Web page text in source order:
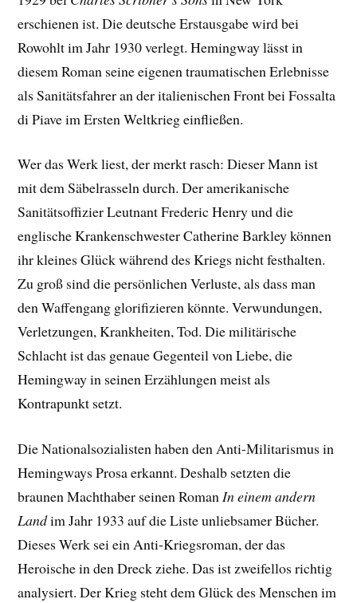
erschienen ist. Die deutsche Erstausgabe wird bei
Rowohlt im Jahr 1930 verlegt. Hemingway lässt in
diesem Roman seine eigenen traumatischen Erlebnisse
als Sanitätsfahrer an der italienischen Front bei Fossalta
di Piave im Ersten Weltkrieg einfließen.
Wer das Werk liest, der merkt rasch: Dieser Mann ist
mit dem Säbelrasseln durch. Der amerikanische
Sanitätsoffizier Leutnant Frederic Henry und die
englische Krankenschwester Catherine Barkley können
ihr kleines Glück während des Kriegs nicht festhalten.
Zu groß sind die persönlichen Verluste, als dass man
den Waffengang glorifizieren könnte. Verwundungen,
Verletzungen, Krankheiten, Tod. Die militärische
Schlacht ist das genaue Gegenteil von Liebe, die
Hemingway in seinen Erzählungen meist als
Kontrapunkt setzt.
Die Nationalsozialisten haben den Anti-Militarismus in
Hemingways Prosa erkannt. Deshalb setzten die
braunen Machthaber seinen RomanIn einem andern
Landim Jahr 1933 auf die Liste unliebsamer Bücher.
Dieses Werk sei ein Anti-Kriegsroman, der das
Heroische in den Dreck ziehe. Das ist zweifellos richtig
analysiert. Der Krieg steht dem Glück des Menschen im